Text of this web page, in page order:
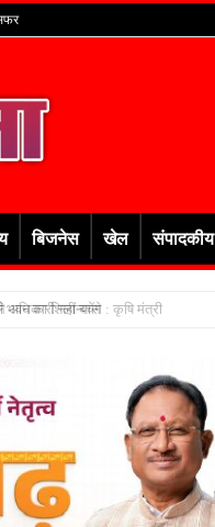
बिजनेस खेल संपादकीय
भवन का शिलान्यास